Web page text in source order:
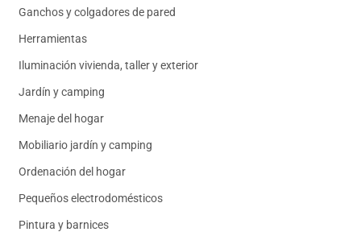
Ganchos y colgadores de pared
Herramientas
Iluminación vivienda, taller y exterior
Jardín y camping
Menaje del hogar
Mobiliario jardín y camping
Ordenación del hogar
Pequeños electrodomésticos
Pintura y barnices